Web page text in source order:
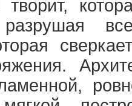
творит,
разрушая